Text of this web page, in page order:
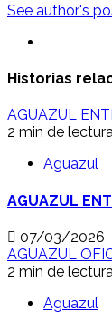
See author's
Historias
AGUAZUL
2 min de
Aguazul
AGUAZUL
07/03/2026
AGUAZUL
2 min de
Aguazul